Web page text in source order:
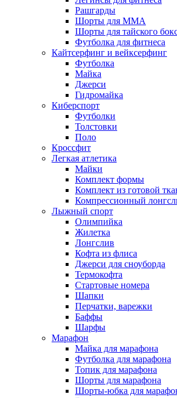
Рашгарды
Шорты для MMA
Шорты для тайского
Футболка для фитнеса
Кайтсерфинг и вейксерфинг
Футболка
Майка
Джерси
Гидромайка
Киберспорт
Футболки
Толстовки
Поло
Кроссфит
Легкая атлетика
Майки
Комплект формы
Комплект из готовой
Компрессионный
Лыжный спорт
Олимпийка
Жилетка
Лонгслив
Кофта из флиса
Джерси для сноуборда
Термокофта
Стартовые номера
Шапки
Перчатки, варежки
Баффы
Шарфы
Марафон
Майка для марафона
Футболка для марафона
Топик для марафона
Шорты для марафона
Шорты-юбка для